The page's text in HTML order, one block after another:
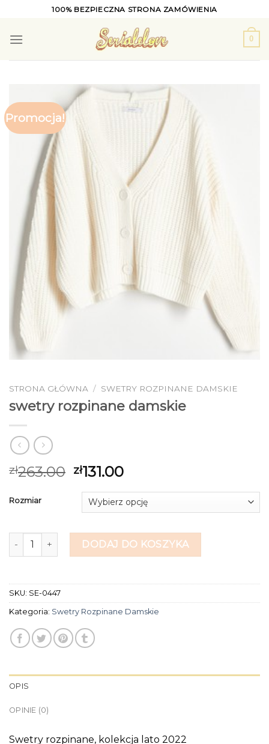
content
100% BEZPIECZNA STRONA ZAMÓWIENIA
0
Promocja!
STRONA GŁÓWNA / SWETRY ROZPINANE DAMSKIE
swetry rozpinane damskie
zł263.00 zł131.00
Rozmiar
ilość swetry rozpinane damskie
DODAJ DO KOSZYKA
SKU: SE-0447
Kategoria: Swetry Rozpinane Damskie
OPIS
OPINIE (0)
Swetry rozpinane, kolekcja lato 2022